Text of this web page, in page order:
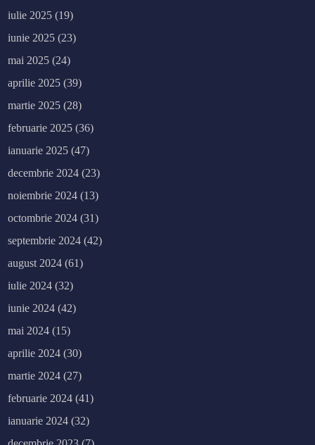
iulie 2025 (19)
iunie 2025 (23)
mai 2025 (24)
aprilie 2025 (39)
martie 2025 (28)
februarie 2025 (36)
ianuarie 2025 (47)
decembrie 2024 (23)
noiembrie 2024 (13)
octombrie 2024 (31)
septembrie 2024 (42)
august 2024 (61)
iulie 2024 (32)
iunie 2024 (42)
mai 2024 (15)
aprilie 2024 (30)
martie 2024 (27)
februarie 2024 (41)
ianuarie 2024 (32)